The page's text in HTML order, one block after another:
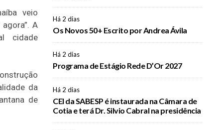
veio
A
cidade
da
de
Há 2 dias
Os Novos 50+ Escrito por Andrea Ávila
Há 2 dias
Programa de Estágio Rede D’Or 2027
Há 2 dias
CEI da SABESP é instaurada na Câmara de
Cotia e terá Dr. Silvio Cabral na presidência